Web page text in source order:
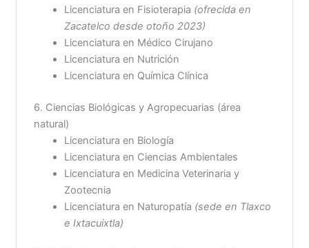
Licenciatura en Fisioterapia (ofrecida en
Zacatelco desde otoño 2023)
Licenciatura en Médico Cirujano
Licenciatura en Nutrición
Licenciatura en Química Clínica
6. Ciencias Biológicas y Agropecuarias (área
natural)
Licenciatura en Biología
Licenciatura en Ciencias Ambientales
Licenciatura en Medicina Veterinaria y
Zootecnia
Licenciatura en Naturopatía (sede en Tlaxco
e Ixtacuixtla)